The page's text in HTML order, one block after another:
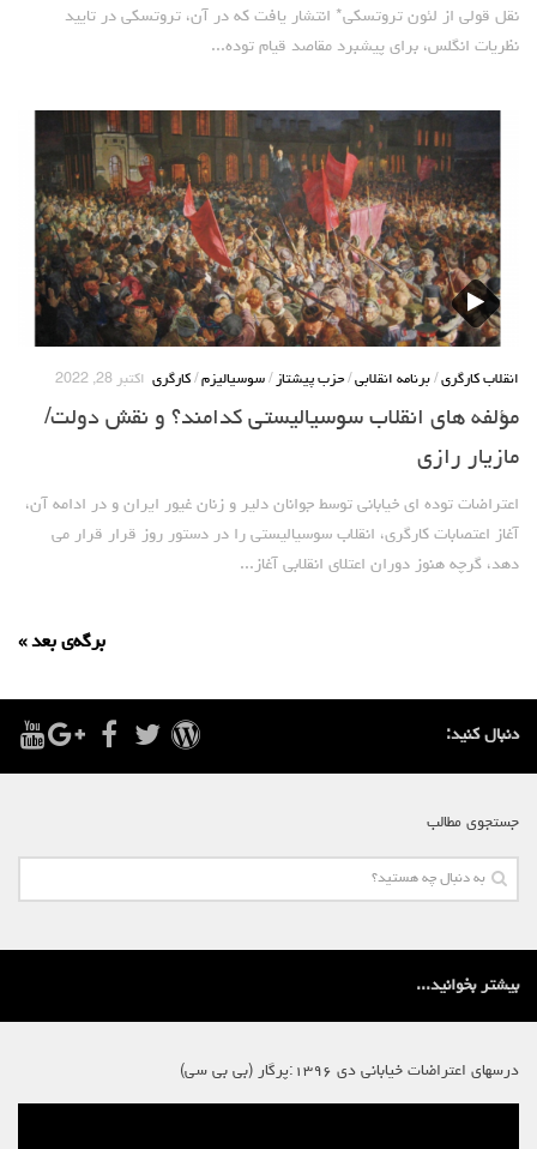
نقل قولی از لئون تروتسکی* انتشار یافت که در آن، تروتسکی در تایید
نظریات انگلس، برای پیشبرد مقاصد قیام توده...
انقلاب کارگری / برنامه انقلابی / حزب پیشتاز / سوسیالیزم / کارگری اکتبر 28, 2022
مؤلفه های انقلاب سوسیالیستی کدامند؟ و نقش دولت/
مازیار رازی
اعتراضات توده ای خیابانی توسط جوانان دلیر و زنان غیور ایران و در ادامه آن،
آغاز اعتصابات کارگری، انقلاب سوسیالیستی را در دستور روز قرار قرار می
دهد، گرچه هنوز دوران اعتلای انقلابی آغاز...
برگه‌ی بعد »
دنبال کنید:
جستجوی مطالب
بیشتر بخوانید...
درسهای اعتراضات خیابانی دی ۱۳۹۶:پرگار (بی بی سی)